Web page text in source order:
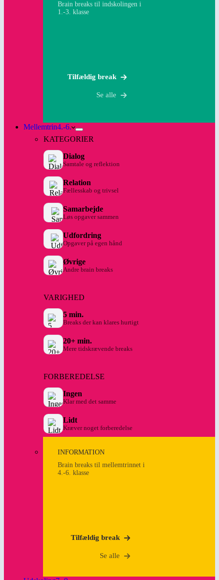
Brain breaks til indskolingen i
1.-3. klasse
Tilfældig break
Se alle
Mellemtrin4.-6.
KATEGORIER
Dialog
Samtale og reflektion
Relation
Fællesskab og trivsel
Samarbejde
Løs opgaver sammen
Udfordring
Opgaver på egen hånd
Øvrige
Andre brain breaks
VARIGHED
5 min.
Breaks der kan klares hurtigt
20+ min.
Mere tidskrævende breaks
FORBEREDELSE
Ingen
Klar med det samme
Lidt
Kræver noget forberedelse
INFORMATION
Brain breaks til mellemtrinnet i
4.-6. klasse
Tilfældig break
Se alle